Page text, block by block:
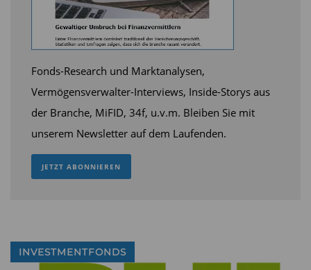
Fonds-Research und Marktanalysen,
Vermögensverwalter-Interviews, Inside-Storys aus
der Branche, MiFID, 34f, u.v.m. Bleiben Sie mit
unserem Newsletter auf dem Laufenden.
JETZT ABONNIEREN
INVESTMENTFONDS